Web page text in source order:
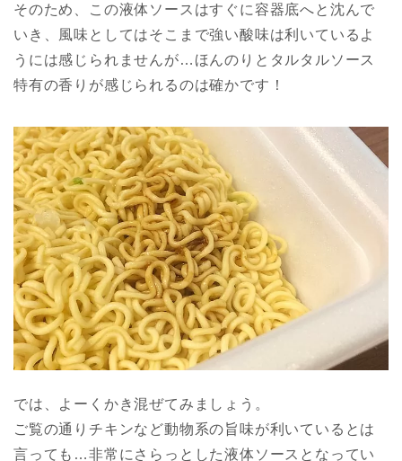
そのため、この液体ソースはすぐに容器底へと沈んで
いき、風味としてはそこまで強い酸味は利いているよ
うには感じられませんが…ほんのりとタルタルソース
特有の香りが感じられるのは確かです！
では、よーくかき混ぜてみましょう。
ご覧の通りチキンなど動物系の旨味が利いているとは
言っても…非常にさらっとした液体ソースとなってい